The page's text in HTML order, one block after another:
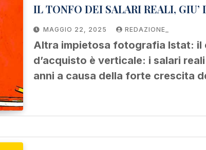
MAGGIO 22, 2025 REDAZIONE_
Altra impietosa fotografia Istat: il
d’acquisto è verticale: i salari
anni a causa della forte crescita